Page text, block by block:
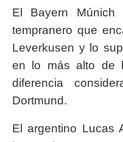
El Bayern
tempranero que
Leverkusen y lo
en lo más alto de
diferencia
Dortmund.
El argentino Lucas